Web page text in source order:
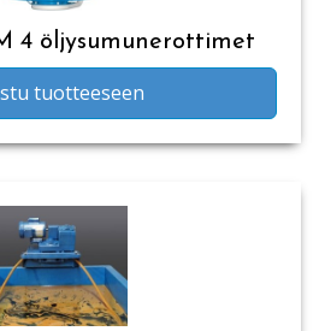
4 öljysumunerottimet
tuotteeseen